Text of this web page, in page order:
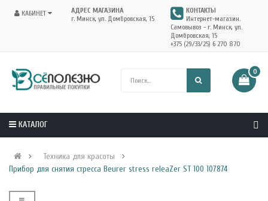
КАБИНЕТ
АДРЕС МАГАЗИНА
г. Минск, ул. Домбровская, 15
КОНТАКТЫ
Интернет-магазин.
Самовывоз - г. Минск, ул.
Домбровская, 15
+375 (29/33/25) 6 270 870
0
КАТАЛОГ
Техника для красоты
Прибор для снятия стресса Beurer stress releaZer ST 100 107874